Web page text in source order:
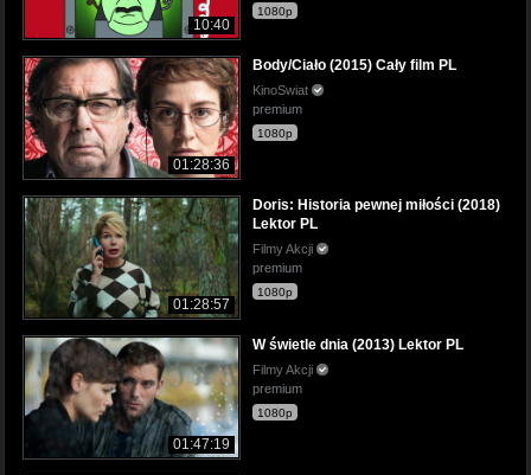
10:40
1080p
01:28:36
Body/Ciało (2015) Cały film PL
KinoSwiat
premium
1080p
01:28:57
Doris: Historia pewnej miłości (2018)
Lektor PL
Filmy Akcji
premium
1080p
01:47:19
W świetle dnia (2013) Lektor PL
Filmy Akcji
premium
1080p